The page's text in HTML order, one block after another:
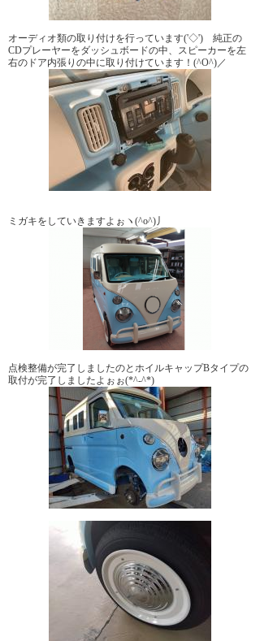
オーディオ類の取り付けを行っています('◇')ゞ純正の
CDプレーヤーをダッシュボードの中、スピーカーを左
右のドア内張りの中に取り付けています！(^O^)／
ミガキをしていきますよぉヽ(^o^)丿
点検整備が完了しましたのとホイルキャップBタイプの
取付が完了しましたよぉぉ(*^-^*)